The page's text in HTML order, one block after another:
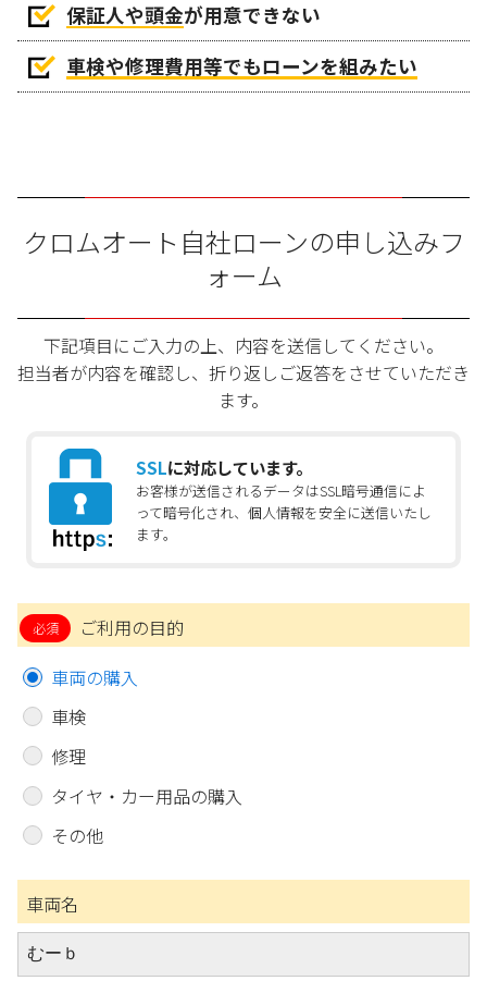
保証人や頭金が用意できない
車検や修理費用等でもローンを組みたい
クロムオート自社ローンの申し込みフ
ォーム
下記項目にご入力の上、内容を送信してください。
担当者が内容を確認し、折り返しご返答をさせていただき
ます。
SSLに対応しています。
お客様が送信されるデータはSSL暗号通信によ
って暗号化され、個人情報を安全に送信いたし
ます。
ご利用の目的
車両の購入
車検
修理
タイヤ・カー用品の購入
その他
車両名